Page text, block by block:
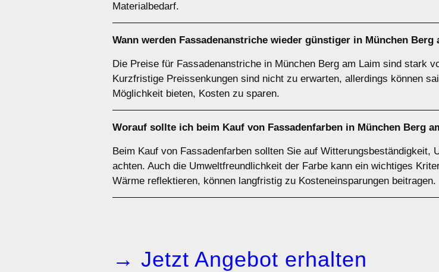
Materialbedarf.
Wann werden Fassadenanstriche wieder günstiger in München Berg
Die Preise für Fassadenanstriche in München Berg am Laim sind stark
Kurzfristige Preissenkungen sind nicht zu erwarten, allerdings können
Möglichkeit bieten, Kosten zu sparen.
Worauf sollte ich beim Kauf von Fassadenfarben in München Berg
Beim Kauf von Fassadenfarben sollten Sie auf Witterungsbeständigkeit,
achten. Auch die Umweltfreundlichkeit der Farbe kann ein wichtiges
Wärme reflektieren, können langfristig zu Kosteneinsparungen beitragen.
→ Jetzt Angebot erhalten